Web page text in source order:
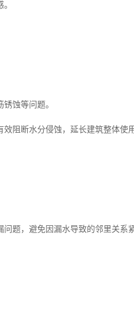
蚀等问题。
阻断水分侵蚀，延长建筑整体使用
题，避免因漏水导致的邻里关系